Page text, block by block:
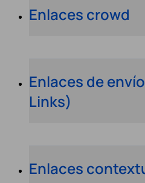
Enlaces crowd
Enlaces de
Links)
Enlaces